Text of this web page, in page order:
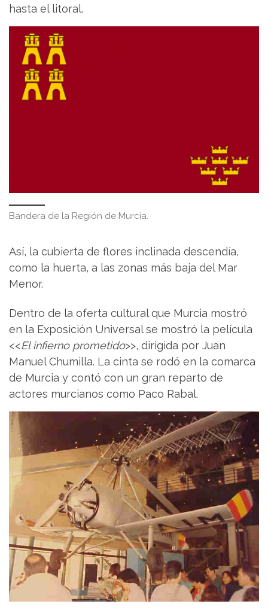
hasta el litoral.
Bandera de la Región de Murcia.
Así, la cubierta de flores inclinada descendía,
como la huerta, a las zonas más baja del Mar
Menor.
Dentro de la oferta cultural que Murcia mostró
en la Exposición Universal se mostró la película
<<El infierno prometido>>, dirigida por Juan
Manuel Chumilla. La cinta se rodó en la comarca
de Murcia y contó con un gran reparto de
actores murcianos como Paco Rabal.